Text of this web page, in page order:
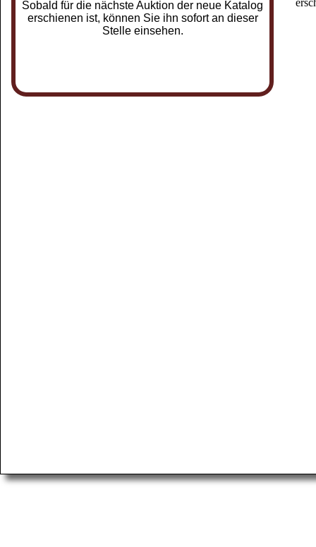
Sobald für die nächste Auktion der neue Katalog
erschienen ist, können Sie ihn sofort an dieser
Stelle einsehen.